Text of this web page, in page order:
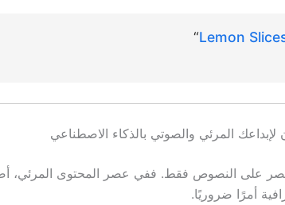
“
المرئي والصوتي بالذكاء الاصطناعي
على النصوص فقط. ففي عصر المحتوى المرئي،
أمرًا ضروريًا.